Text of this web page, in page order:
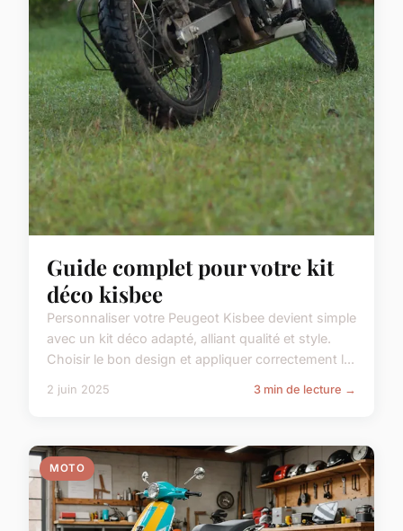
Guide complet pour votre kit
déco kisbee
Personnaliser votre Peugeot Kisbee devient simple
avec un kit déco adapté, alliant qualité et style.
Choisir le bon design et appliquer correctement l...
2 juin 2025 3 min de lecture →
MOTO